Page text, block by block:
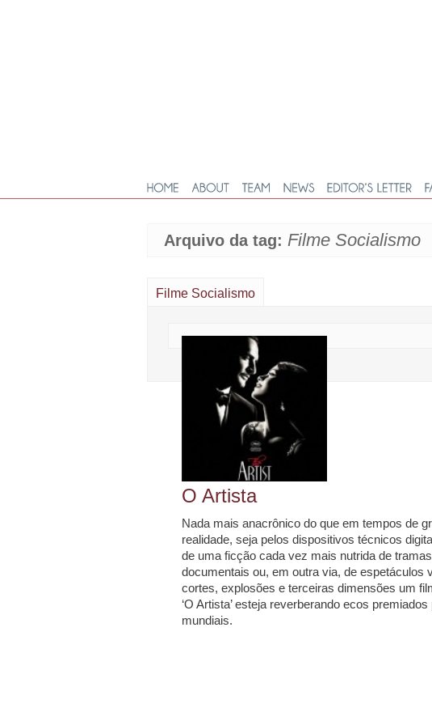
Arquivo da tag: Filme Socialismo
Filme Socialismo
O Artista
Nada mais anacrônico do que em tempos de
realidade, seja pelos dispositivos técnicos
de uma ficção cada vez mais nutrida de
documentais ou, em outra via, de espetáculos
cortes, explosões e terceiras dimensões um
‘O Artista’ esteja reverberando ecos
mundiais.